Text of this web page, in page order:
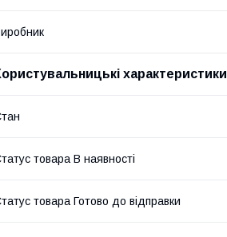
характеристики
товара В наявності
товара Готово до відправки